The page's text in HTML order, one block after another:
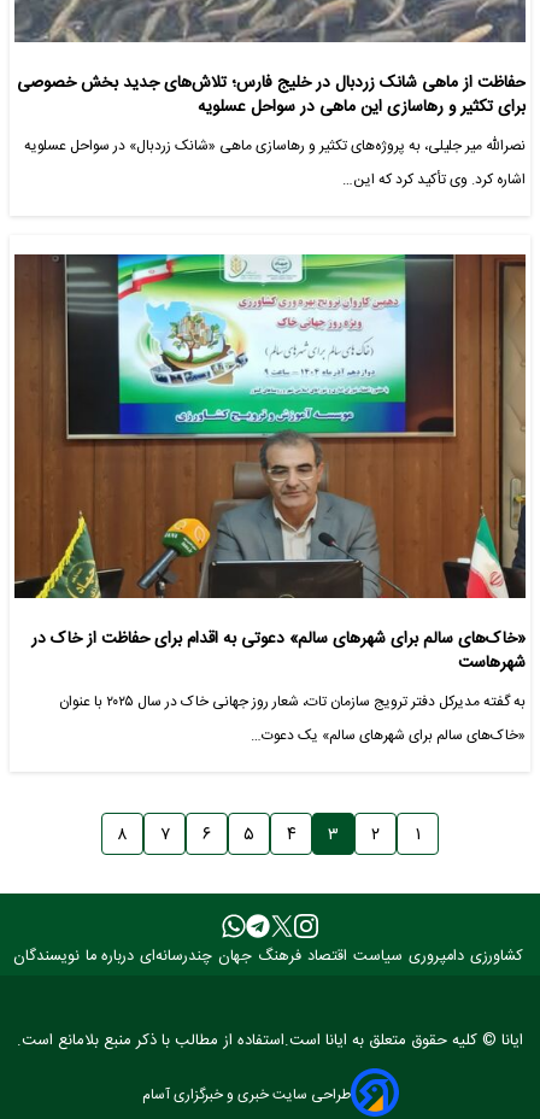
حفاظت از ماهی شانک زردبال در خلیج فارس؛ تلاش‌های جدید بخش خصوصی
برای تکثیر و رهاسازی این ماهی در سواحل عسلویه
نصرالله میر جلیلی، به پروژه‌های تکثیر و رهاسازی ماهی «شانک زردبال» در سواحل عسلویه
اشاره کرد. وی تأکید کرد که این…
«خاک‌های سالم برای شهرهای سالم» دعوتی به اقدام برای حفاظت از خاک در
شهرهاست
به گفته مدیرکل دفتر ترویج سازمان تات، شعار روز جهانی خاک در سال ۲۰۲۵ با عنوان
«خاک‌های سالم برای شهرهای سالم» یک دعوت…
۱ ۲ ۳ ۴ ۵ ۶ ۷ ۸
کشاورزی دامپروری سیاست اقتصاد فرهنگ جهان چندرسانه‌ای درباره ما نویسندگان
ایانا © کلیه حقوق متعلق به ایانا است.استفاده از مطالب با ذکر منبع بلامانع است.
طراحی سایت خبری و خبرگزاری آسام